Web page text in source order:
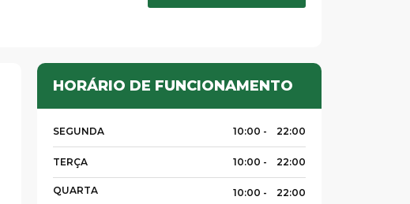
HORÁRIO DE FUNCIONAMENTO
SEGUNDA 10:00 - 22:00
TERÇA 10:00 - 22:00
QUARTA 10:00 - 22:00